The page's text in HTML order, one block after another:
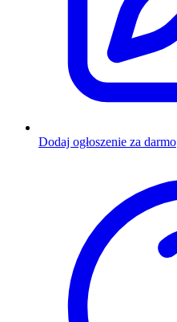
Dodaj ogłoszenie za darmo